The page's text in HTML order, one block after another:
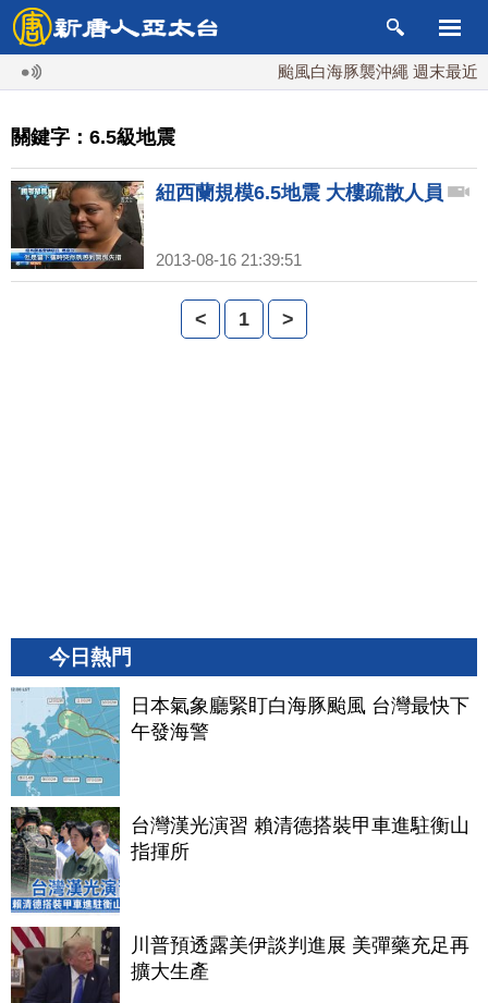
颱風白海豚襲沖繩 週末最近台
關鍵字：6.5級地震
紐西蘭規模6.5地震 大樓疏散人員
2013-08-16 21:39:51
< 1 >
今日熱門
日本氣象廳緊盯白海豚颱風 台灣最快下
午發海警
台灣漢光演習 賴清德搭裝甲車進駐衡山
指揮所
川普預透露美伊談判進展 美彈藥充足再
擴大生產